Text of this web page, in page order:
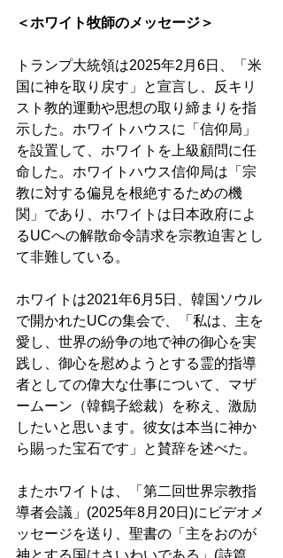
＜ホワイト牧師のメッセージ＞
トランプ大統領は2025年2月6日、「米
国に神を取り戻す」と宣言し、反キリ
スト教的運動や思想の取り締まりを指
示した。ホワイトハウスに「信仰局」
を設置して、ホワイトを上級顧問に任
命した。ホワイトハウス信仰局は「宗
教に対する偏見を根絶するための機
関」であり、ホワイトは日本政府によ
るUCへの解散命令請求を宗教迫害とし
て非難している。
ホワイトは2021年6月5日、韓国ソウル
で開かれたUCの集会で、「私は、主を
愛し、世界の紛争の地で神の御心を実
践し、御心を慰めようとする霊的指導
者としての偉大な仕事について、マザ
ームーン（韓鶴子総裁）を称え、激励
したいと思います。彼女は本当に神か
ら賜った宝石です」と賛辞を述べた。
またホワイトは、「第二回世界宗教指
導者会議」(2025年8月20日)にビデオメ
ッセージを送り、聖書の「主をおのが
神とする国はさいわいである」(詩篇